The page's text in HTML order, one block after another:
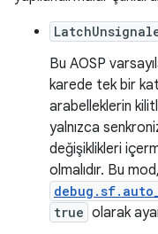
Bu AOSP
karede tek bir
arabelleklerin
yalnızca
değişiklikleri
olmalıdır. Bu
true olarak